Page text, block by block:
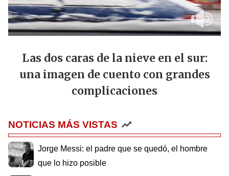
Las dos caras de la nieve en el sur:
una imagen de cuento con grandes
complicaciones
NOTICIAS MÁS VISTAS
Jorge Messi: el padre que se quedó, el hombre
que lo hizo posible